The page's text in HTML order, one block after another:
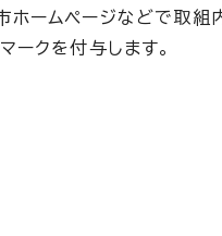
ホームページなどで取組
ークを付与します。